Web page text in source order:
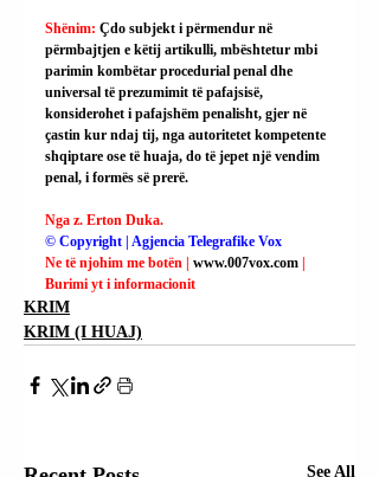
Shënim: Çdo subjekt i përmendur në
përmbajtjen e këtij artikulli, mbështetur mbi
parimin kombëtar procedurial penal dhe
universal të prezumimit të pafajsisë,
konsiderohet i pafajshëm penalisht, gjer në
çastin kur ndaj tij, nga autoritetet kompetente
shqiptare ose të huaja, do të jepet një vendim
penal, i formës së prerë.
Nga z. Erton Duka.
© Copyright | Agjencia Telegrafike Vox
Ne të njohim me botën | www.007vox.com
Burimi yt i informacionit
KRIM
KRIM (I HUAJ)
See All